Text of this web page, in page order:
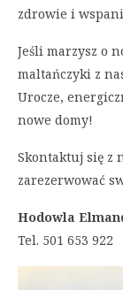
zdrowie i
Jeśli marzysz o
maltańczyki z
Urocze,
nowe domy!
Skontaktuj się z
zarezerwować
Hodowla
Tel. 501 653 922